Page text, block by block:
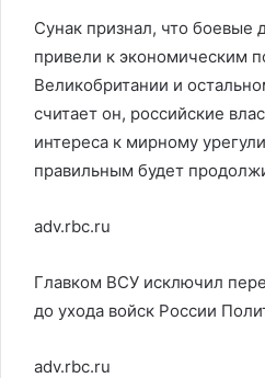
Сунак признал, что боевые
привели к экономическим
Великобритании и
считает он, российские
интереса к мирному
правильным будет
adv.rbc.ru
Главком ВСУ исключил
до ухода войск России
adv.rbc.ru